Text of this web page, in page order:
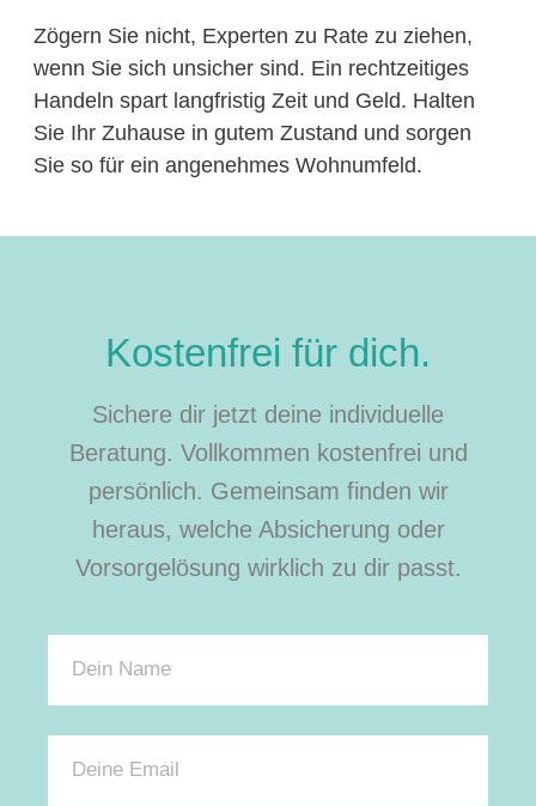
Zögern Sie nicht, Experten zu Rate zu ziehen,
wenn Sie sich unsicher sind. Ein rechtzeitiges
Handeln spart langfristig Zeit und Geld. Halten
Sie Ihr Zuhause in gutem Zustand und sorgen
Sie so für ein angenehmes Wohnumfeld.
Kostenfrei für dich.
Sichere dir jetzt deine individuelle
Beratung. Vollkommen kostenfrei und
persönlich. Gemeinsam finden wir
heraus, welche Absicherung oder
Vorsorgelösung wirklich zu dir passt.